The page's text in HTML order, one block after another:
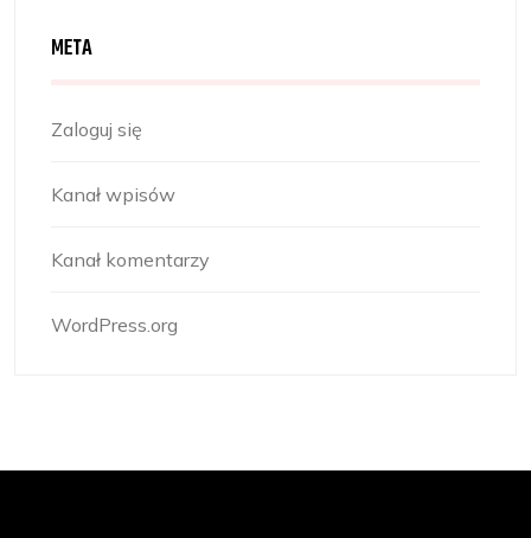
META
Zaloguj się
Kanał wpisów
Kanał komentarzy
WordPress.org